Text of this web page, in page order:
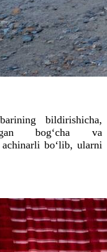
bildirishicha,
bog‘cha va
bo‘lib, ularni